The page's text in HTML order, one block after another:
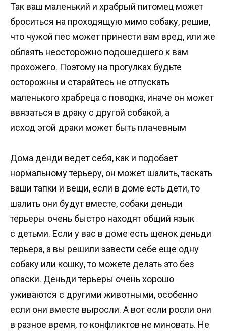
Так ваш маленький и храбрый питомец может
броситься на проходящую мимо собаку, решив,
что чужой пес может принести вам вред, или же
облаять неосторожно подошедшего к вам
прохожего. Поэтому на прогулках будьте
осторожны и старайтесь не отпускать
маленького храбреца с поводка, иначе он может
ввязаться в драку с другой собакой, а
исход этой драки может быть плачевным
Дома денди ведет себя, как и подобает
нормальному терьеру, он может шалить, таскать
ваши тапки и вещи, если в доме есть дети, то
шалить они будут вместе, собаки деньди
терьеры очень быстро находят общий язык
с детьми. Если у вас в доме есть щенок деньди
терьера, а вы решили завести себе еще одну
собаку или кошку, то можете делать это без
опаски. Деньди терьеры очень хорошо
уживаются с другими животными, особенно
если они вместе выросли. А вот если росли они
в разное время, то конфликтов не миновать. Не